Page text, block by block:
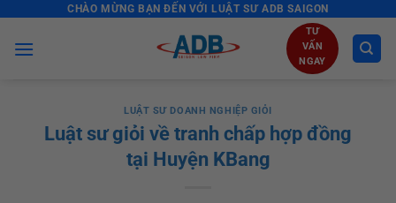
content
CHÀO MỪNG BẠN ĐẾN VỚI LUẬT SƯ ADB SAIGON
TƯ
VẤN
NGAY
LUẬT SƯ DOANH NGHIỆP GIỎI
Luật sư giỏi về tranh chấp hợp đồng
tại Huyện KBang